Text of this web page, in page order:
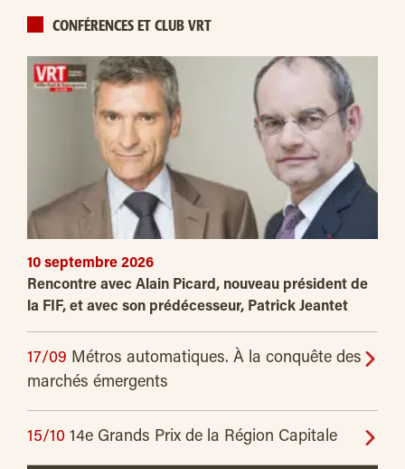
CONFÉRENCES ET CLUB VRT
10 septembre 2026
Rencontre avec Alain Picard, nouveau président de
la FIF, et avec son prédécesseur, Patrick Jeantet
17/09 Métros automatiques. À la conquête des
marchés émergents
15/10 14e Grands Prix de la Région Capitale